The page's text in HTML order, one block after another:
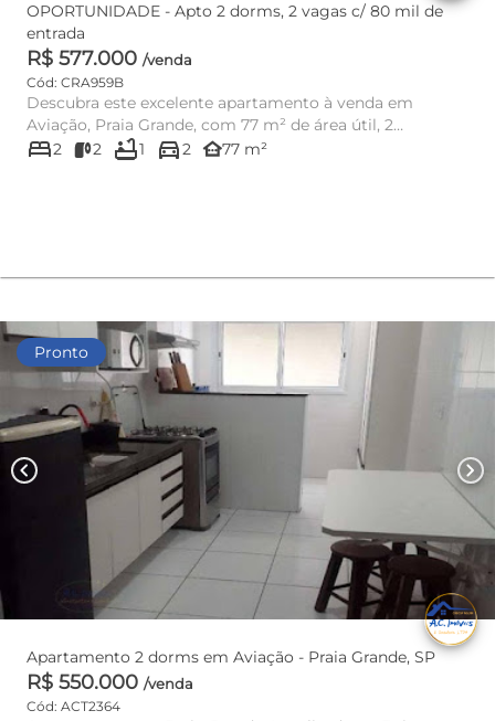
OPORTUNIDADE - Apto 2 dorms, 2 vagas c/ 80 mil de
entrada
R$ 577.000 /venda
Cód: CRA959B
Descubra este excelente apartamento à venda em
Aviação, Praia Grande, com 77 m² de área útil, 2
dormitórios, sendo 1 su...
bed2 2 bathtub1 directions_car2 other_houses77 m²
Pronto
chevron_left chevron_right
Apartamento 2 dorms em Aviação - Praia Grande, SP
R$ 550.000 /venda
Cód: ACT2364